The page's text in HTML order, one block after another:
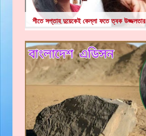
শীতে সপ্তাহ দুয়েকেই কেল্লা ফতে ত্বক উজ্জলতার